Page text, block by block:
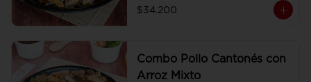
$34.200
Combo Pollo Cantonés con
Arroz Mixto